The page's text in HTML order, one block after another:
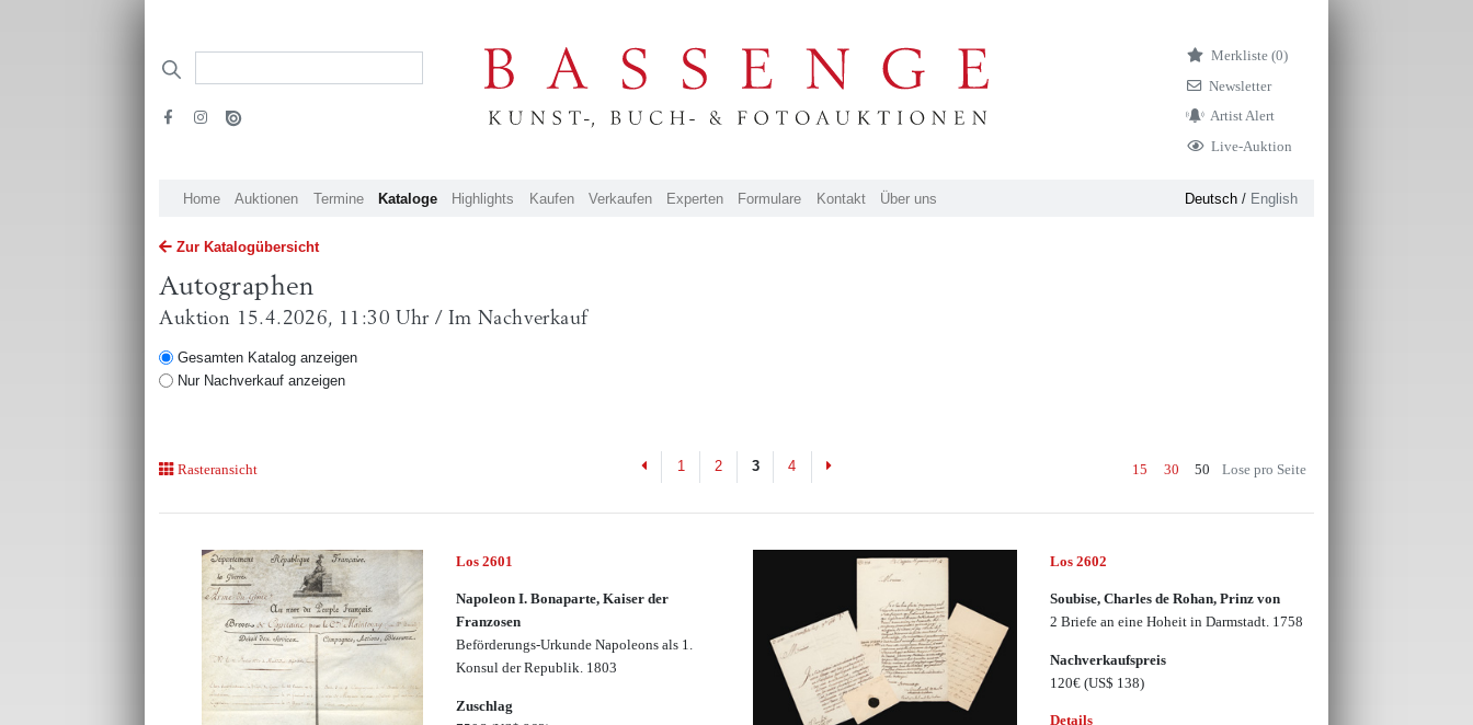
Merkliste (0)
Newsletter
Artist Alert
Live-Auktion
Home Auktionen Termine Kataloge Highlights Kaufen Verkaufen Experten Formulare Kontakt Über uns Deutsch/ English
Zur Katalogübersicht
Autographen
Auktion 15.4.2026, 11:30 Uhr / Im Nachverkauf
Gesamten Katalog anzeigen
Nur Nachverkauf anzeigen
Rasteransicht Previous
1 2 3 4 Next 15 30 50 Lose pro Seite
Los 2601
Napoleon I. Bonaparte, Kaiser der
Franzosen
Beförderungs-Urkunde Napoleons als 1.
Konsul der Republik. 1803
Zuschlag
Los 2602
Soubise, Charles de Rohan, Prinz von
2 Briefe an eine Hoheit in Darmstadt. 1758
Nachverkaufspreis
120€ (US$ 138)
Details